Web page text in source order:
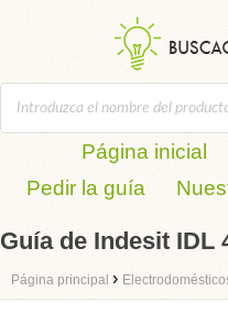
Página inicial
Pedir la guía
Guía de Indesit IDL
Página principal ›